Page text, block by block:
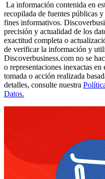
La información contenida en
recopilada de fuentes públicas
fines informativos.
precisión y actualidad de los
exactitud completa o
de verificar la información y
Discoverbusiness.com no se
o representaciones inexactas
tomada o acción realizada
detalles, consulte nuestra
Datos.